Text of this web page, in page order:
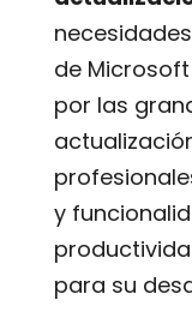
de
por las
y
para su